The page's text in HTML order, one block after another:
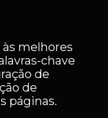
melhores
chave
de
de
páginas.